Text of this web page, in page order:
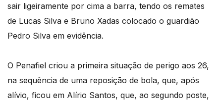
sair ligeiramente por cima a barra, tendo os remates
de Lucas Silva e Bruno Xadas colocado o guardião
Pedro Silva em evidência.
O Penafiel criou a primeira situação de perigo aos 26,
na sequência de uma reposição de bola, que, após
alívio, ficou em Alírio Santos, que, ao segundo poste,